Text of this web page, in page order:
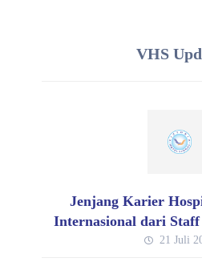
VHS
Jenjang Karier
Internasional dari
21 Juli